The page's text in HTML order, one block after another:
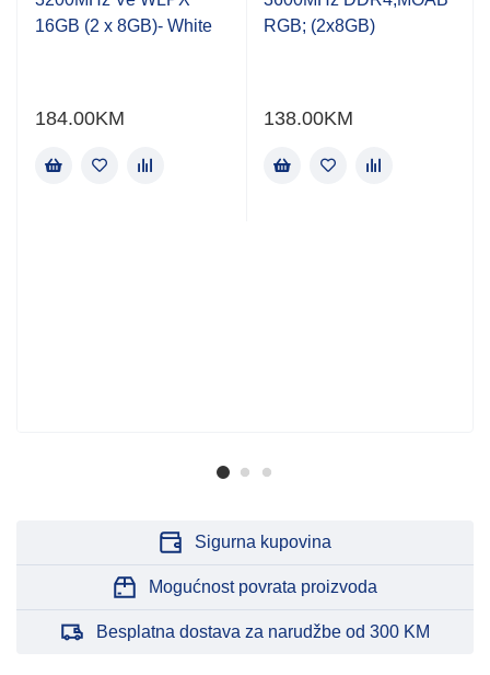
5
16GB (2 x 8GB)- White
184.00KM
5
RGB; (2x8GB)
138.00KM
Sigurna kupovina
Mogućnost povrata proizvoda
Besplatna dostava za narudžbe od 300 KM